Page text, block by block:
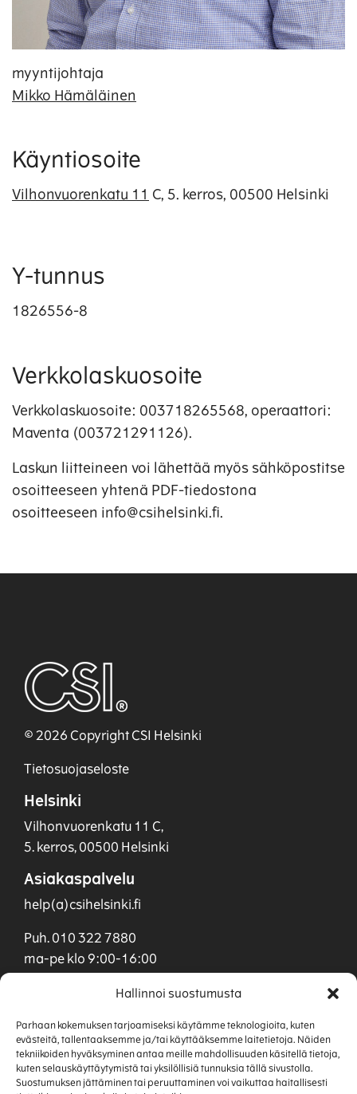
Hallinnoi suostumusta
Parhaan kokemuksen tarjoamiseksi käytämme teknologioita, kuten
evästeitä, tallentaaksemme ja/tai käyttääksemme laitetietoja. Näiden
tekniikoiden hyväksyminen antaa meille mahdollisuuden käsitellä tietoja,
kuten selauskäyttäytymistä tai yksilöllisiä tunnuksia tällä sivustolla.
Suostumuksen jättäminen tai peruuttaminen voi vaikuttaa haitallisesti
myyntijohtaja
Mikko Hämäläinen
Käyntiosoite
Vilhonvuorenkatu 11 C, 5. kerros, 00500 Helsinki
Y-tunnus
1826556-8
Verkkolaskuosoite
Verkkolaskuosoite: 003718265568, operaattori:
Maventa (003721291126).
Laskun liitteineen voi lähettää myös sähköpostitse
osoitteeseen yhtenä PDF-tiedostona
osoitteeseen info@csihelsinki.fi.
© 2026 Copyright CSI Helsinki
Tietosuojaseloste
Helsinki
Vilhonvuorenkatu 11 C,
5. kerros, 00500 Helsinki
Asiakaspalvelu
help(a)csihelsinki.fi
Puh. 010 322 7880
ma-pe klo 9:00-16:00
Puh. 040 901 0955